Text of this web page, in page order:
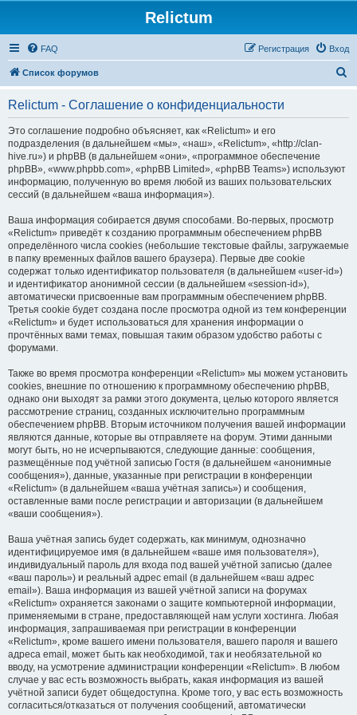
Relictum
FAQ Вход
Регистрация
Список форумов
Relictum - Соглашение о конфиденциальности
Это соглашение подробно объясняет, как «Relictum» и его
подразделения (в дальнейшем «мы», «наш», «Relictum», «http://clan-
hive.ru») и phpBB (в дальнейшем «они», «программное обеспечение
phpBB», «www.phpbb.com», «phpBB Limited», «phpBB Teams») используют
информацию, полученную во время любой из ваших пользовательских
сессий (в дальнейшем «ваша информация»).
Ваша информация собирается двумя способами. Во-первых, просмотр
«Relictum» приведёт к созданию программным обеспечением phpBB
определённого числа cookies (небольшие текстовые файлы, загружаемые
в папку временных файлов вашего браузера). Первые две cookie
содержат только идентификатор пользователя (в дальнейшем «user-id»)
и идентификатор анонимной сессии (в дальнейшем «session-id»),
автоматически присвоенные вам программным обеспечением phpBB.
Третья cookie будет создана после просмотра одной из тем конференции
«Relictum» и будет использоваться для хранения информации о
прочтённых вами темах, повышая таким образом удобство работы с
форумами.
Также во время просмотра конференции «Relictum» мы можем установить
cookies, внешние по отношению к программному обеспечению phpBB,
однако они выходят за рамки этого документа, целью которого является
рассмотрение страниц, созданных исключительно программным
обеспечением phpBB. Вторым источником получения вашей информации
являются данные, которые вы отправляете на форум. Этими данными
могут быть, но не исчерпываются, следующие данные: сообщения,
размещённые под учётной записью Гостя (в дальнейшем «анонимные
сообщения»), данные, указанные при регистрации в конференции
«Relictum» (в дальнейшем «ваша учётная запись») и сообщения,
оставленные вами после регистрации и авторизации (в дальнейшем
«ваши сообщения»).
Ваша учётная запись будет содержать, как минимум, однозначно
идентифицируемое имя (в дальнейшем «ваше имя пользователя»),
индивидуальный пароль для входа под вашей учётной записью (далее
«ваш пароль») и реальный адрес email (в дальнейшем «ваш адрес
email»). Ваша информация из вашей учётной записи на форумах
«Relictum» охраняется законами о защите компьютерной информации,
применяемыми в стране, предоставляющей нам услуги хостинга. Любая
информация, запрашиваемая при регистрации в конференции
«Relictum», кроме вашего имени пользователя, вашего пароля и вашего
адреса email, может быть как необходимой, так и необязательной ко
вводу, на усмотрение администрации конференции «Relictum». В любом
случае у вас есть возможность выбрать, какая информация из вашей
учётной записи будет общедоступна. Кроме того, у вас есть возможность
согласиться/отказаться от получения сообщений, автоматически